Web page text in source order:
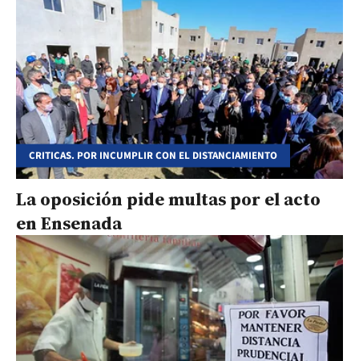
CRITICAS. POR INCUMPLIR CON EL DISTANCIAMIENTO
La oposición pide multas por el acto
en Ensenada